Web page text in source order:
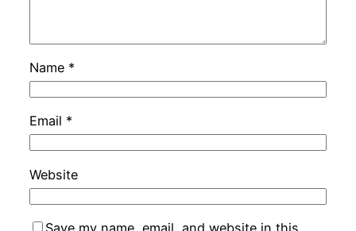
Name *
Email *
Website
Save my name, email, and website in this